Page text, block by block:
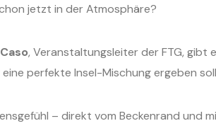
jetzt in der Atmosphäre?
, Veranstaltungsleiter der FTG, gibt
perfekte Insel-Mischung ergeben
– direkt vom Beckenrand und